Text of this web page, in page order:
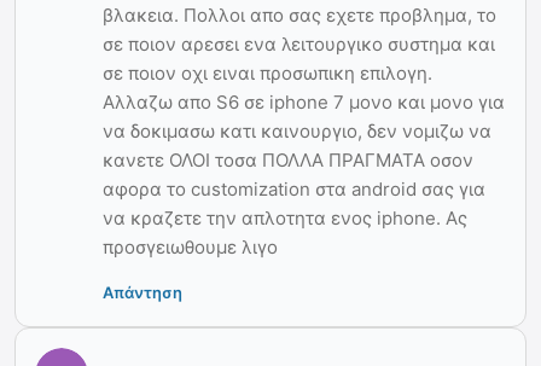
βλακεια. Πολλοι απο σας εχετε προβλημα, το
σε ποιον αρεσει ενα λειτουργικο συστημα και
σε ποιον οχι ειναι προσωπικη επιλογη.
Αλλαζω απο S6 σε iphone 7 μονο και μονο για
να δοκιμασω κατι καινουργιο, δεν νομιζω να
κανετε ΟΛΟΙ τοσα ΠΟΛΛΑ ΠΡΑΓΜΑΤΑ οσον
αφορα το customization στα android σας για
να κραζετε την απλοτητα ενος iphone. Ας
προσγειωθουμε λιγο
Απάντηση